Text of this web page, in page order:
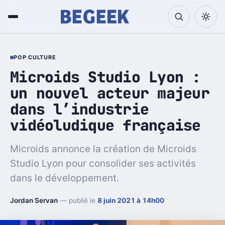
POP CULTURE
Microids Studio Lyon :
un nouvel acteur majeur
dans l’industrie
vidéoludique française
Microids annonce la création de Microids
Studio Lyon pour consolider ses activités
dans le développement.
Jordan Servan — publié le 8 juin 2021 à 14h00